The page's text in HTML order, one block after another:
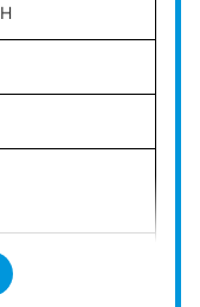
みてはいかがで